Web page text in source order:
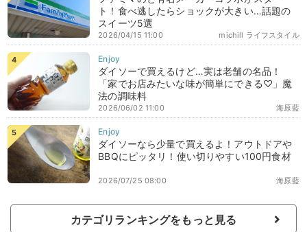
ト！食べ逃したらショックが大きい…話題の
スイーツ5選
michill ライフスタイル
2026/04/15 11:00
ダイソーで買えるけど…実は老舗の名品！
「家でお店みたいな味が簡単にできる♡」魔
法の調味料
海原藍
2026/06/02 11:00
ダイソーなら少量で買えるよ！アウトドアや
BBQにピッタリ！使い切りやすい100円食材
海原藍
2026/07/25 08:00
カテゴリランキングをもっと見る